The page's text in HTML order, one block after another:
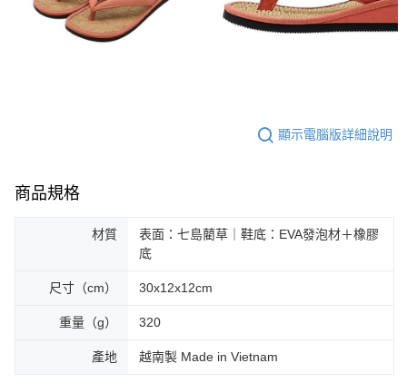
顯示電腦版詳細說明
商品規格
材質
表面：七島藺草｜鞋底：EVA發泡材＋橡膠
底
尺寸（cm） 30x12x12cm
重量（g） 320
產地 越南製 Made in Vietnam